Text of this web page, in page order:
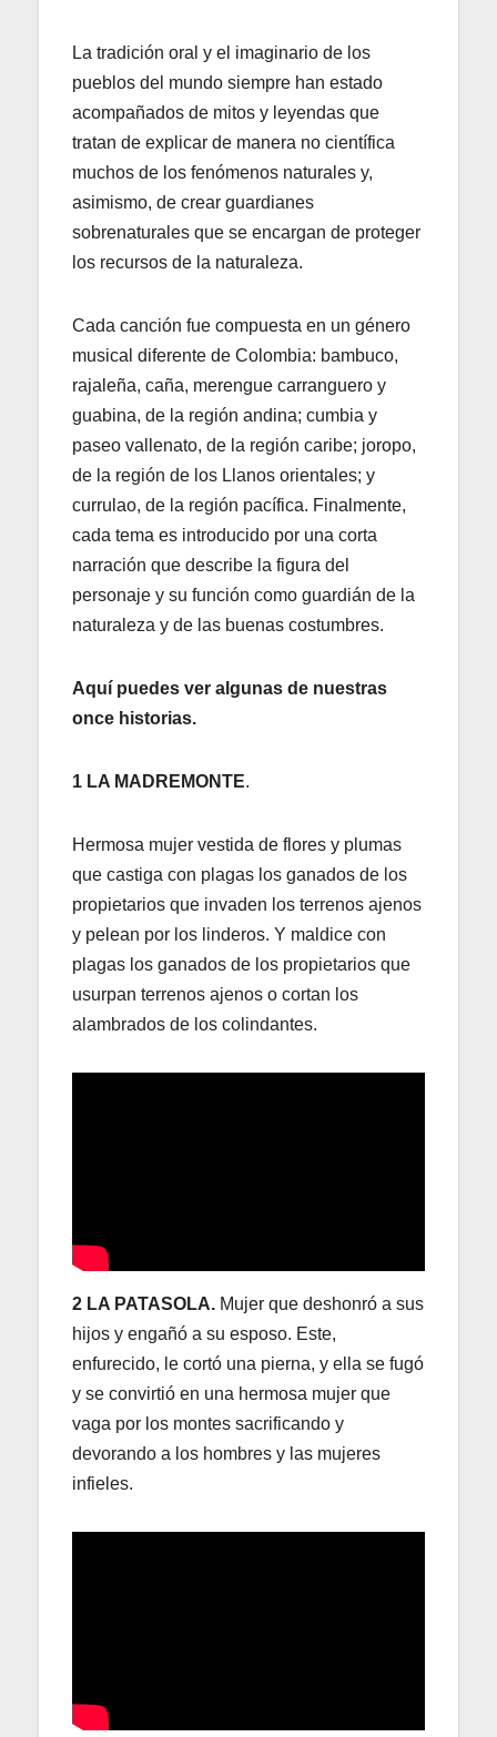
La tradición oral y el imaginario de los
pueblos del mundo siempre han estado
acompañados de mitos y leyendas que
tratan de explicar de manera no científica
muchos de los fenómenos naturales y,
asimismo, de crear guardianes
sobrenaturales que se encargan de proteger
los recursos de la naturaleza.
Cada canción fue compuesta en un género
musical diferente de Colombia: bambuco,
rajaleña, caña, merengue carranguero y
guabina, de la región andina; cumbia y
paseo vallenato, de la región caribe; joropo,
de la región de los Llanos orientales; y
currulao, de la región pacífica. Finalmente,
cada tema es introducido por una corta
narración que describe la figura del
personaje y su función como guardián de la
naturaleza y de las buenas costumbres.
Aquí puedes ver algunas de nuestras
once historias.
1 LA MADREMONTE.
Hermosa mujer vestida de flores y plumas
que castiga con plagas los ganados de los
propietarios que invaden los terrenos ajenos
y pelean por los linderos. Y maldice con
plagas los ganados de los propietarios que
usurpan terrenos ajenos o cortan los
alambrados de los colindantes.
2 LA PATASOLA. Mujer que deshonró a sus
hijos y engañó a su esposo. Este,
enfurecido, le cortó una pierna, y ella se fugó
y se convirtió en una hermosa mujer que
vaga por los montes sacrificando y
devorando a los hombres y las mujeres
infieles.